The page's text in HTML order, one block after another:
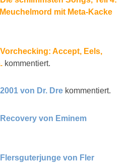
mit Meta-Kacke
Vorchecking: Accept, Eels,
kommentiert.
2001 von Dr. Dre kommentiert.
Recovery von Eminem
Flersguterjunge von Fler